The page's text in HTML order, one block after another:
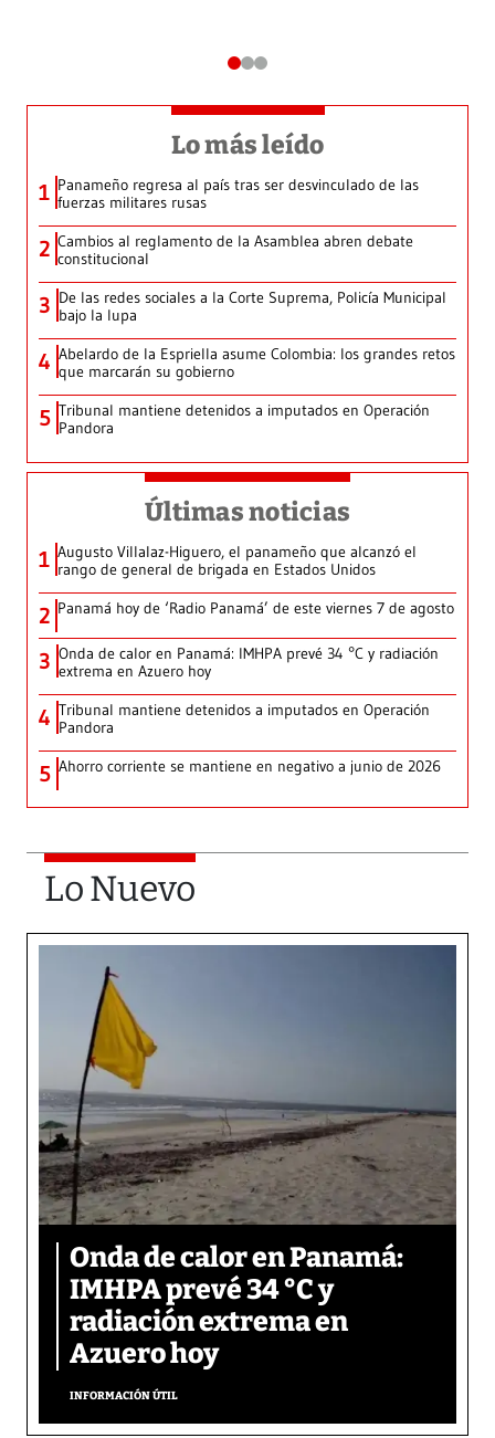
Lo más leído
1 Panameño regresa al país tras ser desvinculado de las
fuerzas militares rusas
2 Cambios al reglamento de la Asamblea abren debate
constitucional
3 De las redes sociales a la Corte Suprema, Policía Municipal
bajo la lupa
4 Abelardo de la Espriella asume Colombia: los grandes retos
que marcarán su gobierno
5 Tribunal mantiene detenidos a imputados en Operación
Pandora
Últimas noticias
1 Augusto Villalaz-Higuero, el panameño que alcanzó el
rango de general de brigada en Estados Unidos
2 Panamá hoy de ‘Radio Panamá’ de este viernes 7 de agosto
3 Onda de calor en Panamá: IMHPA prevé 34 °C y radiación
extrema en Azuero hoy
4 Tribunal mantiene detenidos a imputados en Operación
Pandora
5 Ahorro corriente se mantiene en negativo a junio de 2026
Lo Nuevo
Onda de calor en Panamá:
IMHPA prevé 34 °C y
radiación extrema en
Azuero hoy
INFORMACIÓN ÚTIL